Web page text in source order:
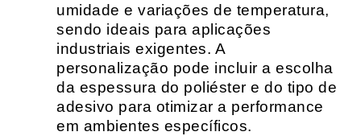
umidade e variações de temperatura,
sendo ideais para aplicações
industriais exigentes. A
personalização pode incluir a escolha
da espessura do poliéster e do tipo de
adesivo para otimizar a performance
em ambientes específicos.